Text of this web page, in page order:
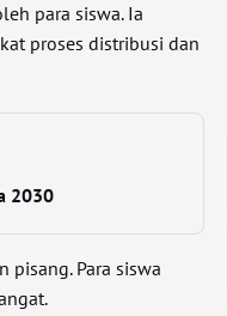
para siswa. Ia
proses distribusi dan
2030
pisang. Para siswa